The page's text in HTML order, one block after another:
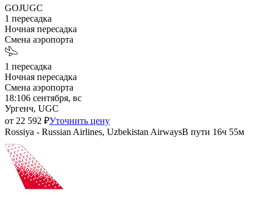
GOJUGC
1 пересадка
Ночная пересадка
Смена аэропорта
1 пересадка
Ночная пересадка
Смена аэропорта
18:106 сентября, вс
Ургенч, UGC
от 22 592 ₽Уточнить цену
Rossiya - Russian Airlines, Uzbekistan AirwaysВ пути 16ч 55м